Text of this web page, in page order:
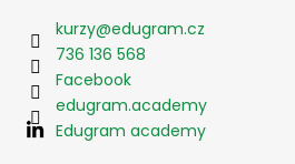
kurzy@edugram.cz
736 136 568
Facebook
edugram.academy
Edugram academy